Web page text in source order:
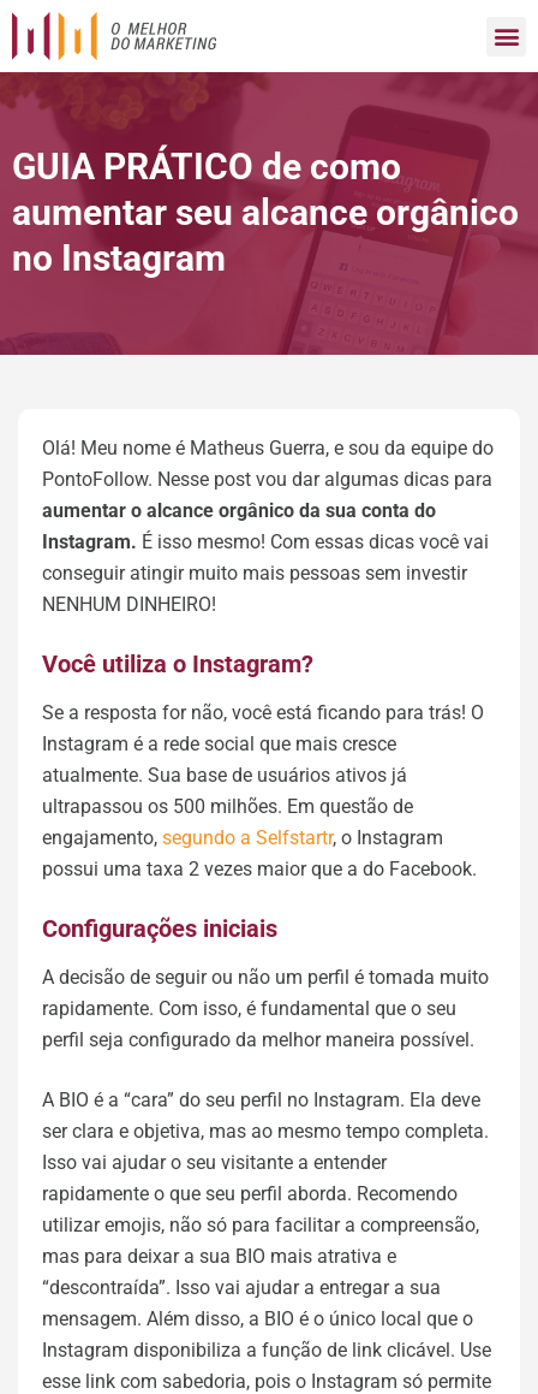
GUIA PRÁTICO de como
aumentar seu alcance orgânico
no Instagram
Olá! Meu nome é Matheus Guerra, e sou da equipe do
PontoFollow. Nesse post vou dar algumas dicas para
aumentar o alcance orgânico da sua conta do
Instagram. É isso mesmo! Com essas dicas você vai
conseguir atingir muito mais pessoas sem investir
NENHUM DINHEIRO!
Você utiliza o Instagram?
Se a resposta for não, você está ficando para trás! O
Instagram é a rede social que mais cresce
atualmente. Sua base de usuários ativos já
ultrapassou os 500 milhões. Em questão de
engajamento, segundo a Selfstartr, o Instagram
possui uma taxa 2 vezes maior que a do Facebook.
Configurações iniciais
A decisão de seguir ou não um perfil é tomada muito
rapidamente. Com isso, é fundamental que o seu
perfil seja configurado da melhor maneira possível.
A BIO é a “cara” do seu perfil no Instagram. Ela deve
ser clara e objetiva, mas ao mesmo tempo completa.
Isso vai ajudar o seu visitante a entender
rapidamente o que seu perfil aborda. Recomendo
utilizar emojis, não só para facilitar a compreensão,
mas para deixar a sua BIO mais atrativa e
“descontraída”. Isso vai ajudar a entregar a sua
mensagem. Além disso, a BIO é o único local que o
Instagram disponibiliza a função de link clicável. Use
esse link com sabedoria, pois o Instagram só permite